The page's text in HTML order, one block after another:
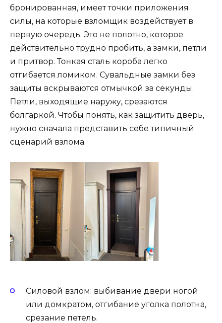
бронированная, имеет точки приложения
силы, на которые взломщик воздействует в
первую очередь. Это не полотно, которое
действительно трудно пробить, а замки, петли
и притвор. Тонкая сталь короба легко
отгибается ломиком. Сувальдные замки без
защиты вскрываются отмычкой за секунды.
Петли, выходящие наружу, срезаются
болгаркой. Чтобы понять, как защитить дверь,
нужно сначала представить себе типичный
сценарий взлома.
Силовой взлом: выбивание двери ногой
или домкратом, отгибание уголка полотна,
срезание петель.